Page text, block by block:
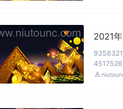
2021
